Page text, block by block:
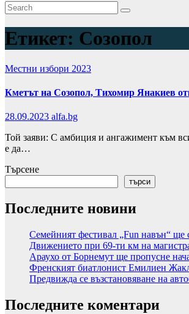
Етикет: Созопол
Местни избори 2023
Кметът на Созопол, Тихомир Янакиев
28.09.2023 alfa.bg
Той заяви: С амбиция и ангажимент към
е да…
Търсене
търси
Последните новини
Семейният фестивал „Fun навън“ ще
Движението при 69-ти км на
Араухо от Борнемут ще пропусне
Френският биатлонист Емилиен
Предвижда се възстановяване на
Последните коментари